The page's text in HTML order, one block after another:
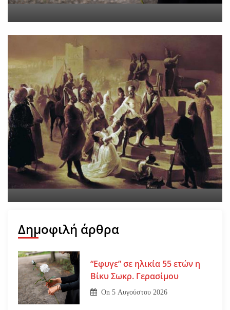
30 Ιουλίου 1470: Ο
Μωάμεθ ο Β’ στη Λιβαδειά
On29 Ιουλίου 2026
Δημοφιλή άρθρα
“Εφυγε” σε ηλικία 55 ετών η
Βίκυ Σωκρ. Γερασίμου
On5 Αυγούστου 2026